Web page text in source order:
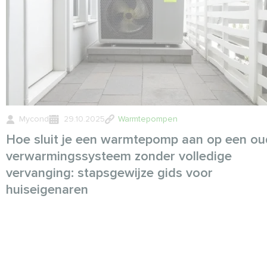
Mycond 29.10.2025 Warmtepompen
Hoe sluit je een warmtepomp aan op een
verwarmingssysteem zonder volledige
vervanging: stapsgewijze gids voor
huiseigenaren